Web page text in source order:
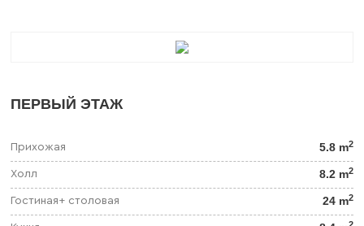
ПЕРВЫЙ ЭТАЖ
Прихожая 5.8 m2
Холл 8.2 m2
Гостиная+ столовая 24 m2